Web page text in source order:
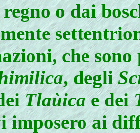
o dai
che
, degli
Tlaùicae dei
imposero ai